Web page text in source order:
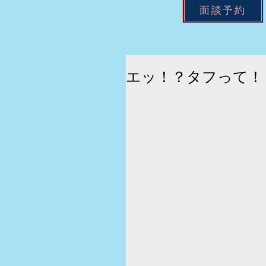
面談予約
エッ！？タフって